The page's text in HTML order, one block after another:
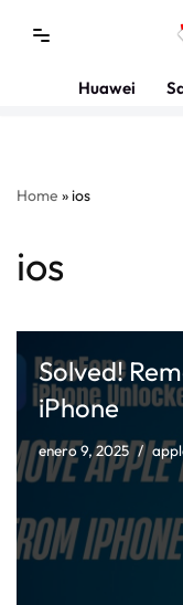
Huawei
Home »ios
ios
Solved!
iPhone
enero 9, 2025